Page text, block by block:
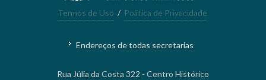
Termos de Uso / Política de Privacidade
Endereços de todas secretarias
Rua Júlia da Costa 322 - Centro Histórico